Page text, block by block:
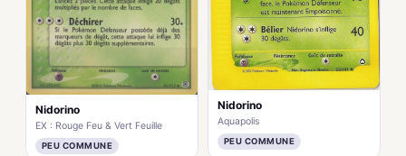
Nidorino
EX : Rouge Feu & Vert Feuille
PEU COMMUNE
Nidorino
Aquapolis
PEU COMMUNE